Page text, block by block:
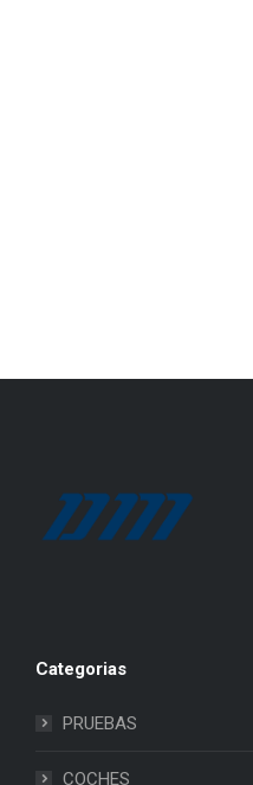
Categorias
PRUEBAS
COCHES